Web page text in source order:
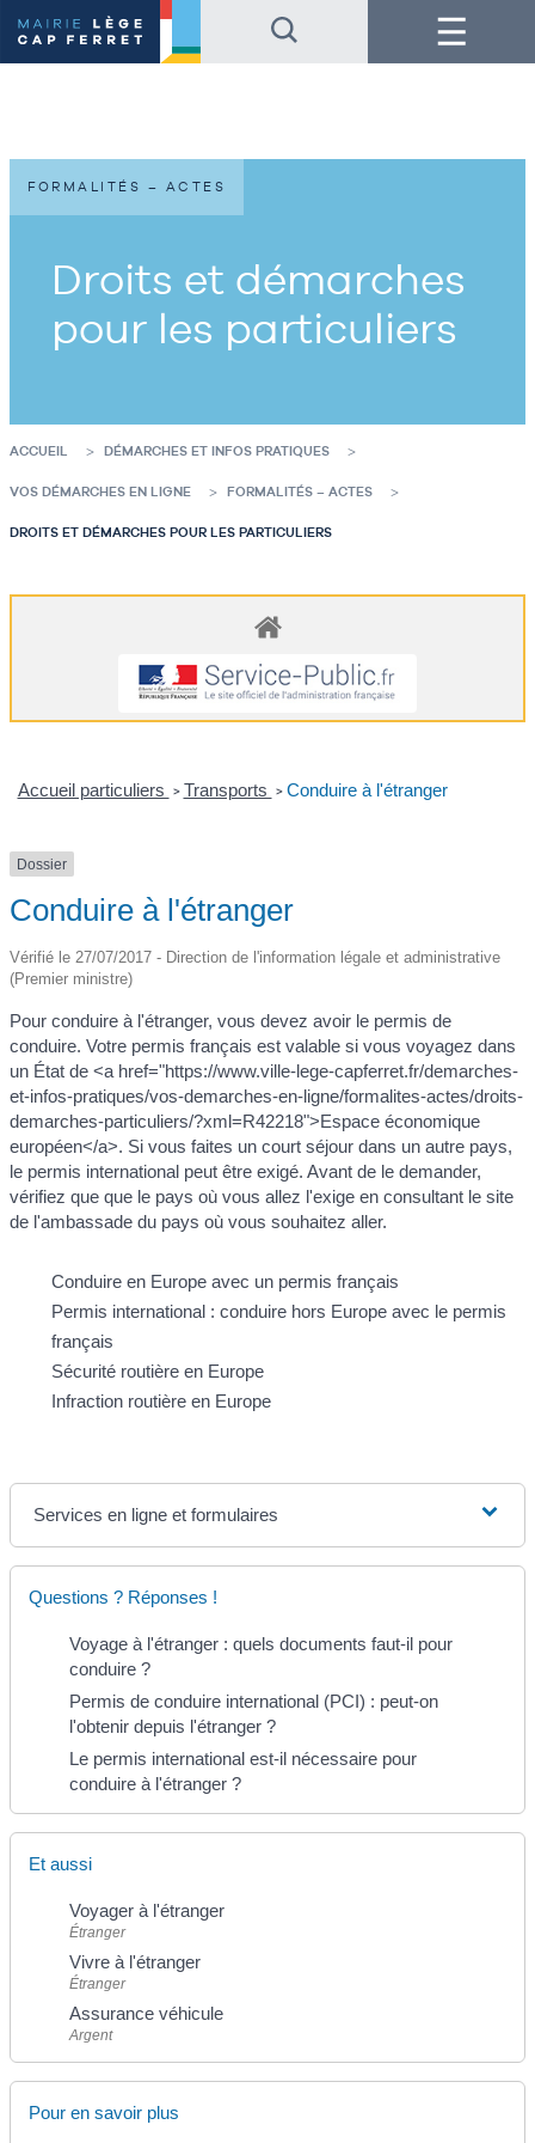
au
contenu
de
au
pied
de
Menu
Droits et démarches
pour les particuliers
FORMALITÉS – ACTES
ACCUEIL DÉMARCHES ET INFOS PRATIQUES
VOS DÉMARCHES EN LIGNE FORMALITÉS – ACTES
DROITS ET DÉMARCHES POUR LES PARTICULIERS
Accueil particuliers > Transports > Conduire à l'étranger
Dossier
Conduire à l'étranger
Vérifié le 27/07/2017 - Direction de l'information légale et administrative
(Premier ministre)
Pour conduire à l'étranger, vous devez avoir le permis de
conduire. Votre permis français est valable si vous voyagez dans
un État de <a href="https://www.ville-lege-capferret.fr/demarches-
et-infos-pratiques/vos-demarches-en-ligne/formalites-actes/droits-
demarches-particuliers/?xml=R42218">Espace économique
européen</a>. Si vous faites un court séjour dans un autre pays,
le permis international peut être exigé. Avant de le demander,
vérifiez que que le pays où vous allez l'exige en consultant le site
de l'ambassade du pays où vous souhaitez aller.
Conduire en Europe avec un permis français
Permis international : conduire hors Europe avec le permis
français
Sécurité routière en Europe
Infraction routière en Europe
Services en ligne et formulaires
Questions ? Réponses !
Voyage à l'étranger : quels documents faut-il pour
conduire ?
Permis de conduire international (PCI) : peut-on
l'obtenir depuis l'étranger ?
Le permis international est-il nécessaire pour
conduire à l'étranger ?
Et aussi
Voyager à l'étranger
Étranger
Vivre à l'étranger
Étranger
Assurance véhicule
Argent
Pour en savoir plus